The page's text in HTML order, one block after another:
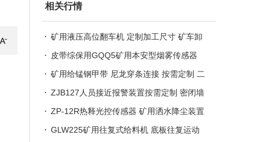
相关行情
矿用液压高位翻车机 定制加工尺寸 矿车卸
载稳定 滚笼翻 车机
皮带综保用GQQ5矿用本安型烟雾传感器
烟雾超限检测
矿用给锰钢甲带 尼龙穿条连接 按需定制 二
维柔性钢带
ZJB127人员接近报警装置按需定制 密闭墙
电子围栏
ZP-12R热释光控传感器 矿用洒水降尘装置
自动感应
GLW225矿用往复式给料机 底板往复运动